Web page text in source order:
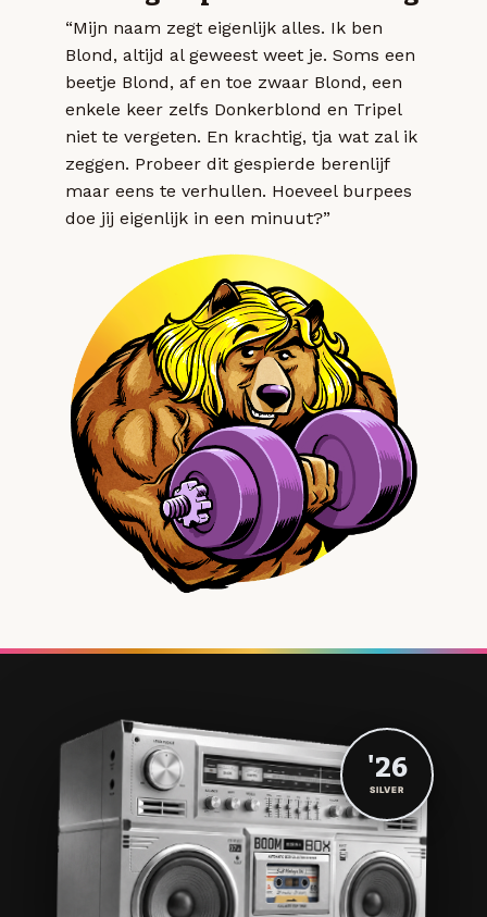
“Mijn naam zegt eigenlijk alles. Ik ben
Blond, altijd al geweest weet je. Soms een
beetje Blond, af en toe zwaar Blond, een
enkele keer zelfs Donkerblond en Tripel
niet te vergeten. En krachtig, tja wat zal ik
zeggen. Probeer dit gespierde berenlijf
maar eens te verhullen. Hoeveel burpees
doe jij eigenlijk in een minuut?”
'26
SILVER